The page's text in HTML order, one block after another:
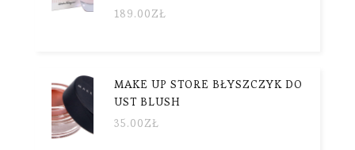
189.00ZŁ
MAKE UP STORE BŁYSZCZYK DO
UST BLUSH
35.00ZŁ